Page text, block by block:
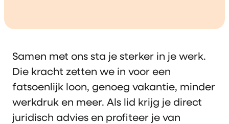
Samen met ons sta je sterker in je werk.
Die kracht zetten we in voor een
fatsoenlijk loon, genoeg vakantie, minder
werkdruk en meer. Als lid krijg je direct
juridisch advies en profiteer je van